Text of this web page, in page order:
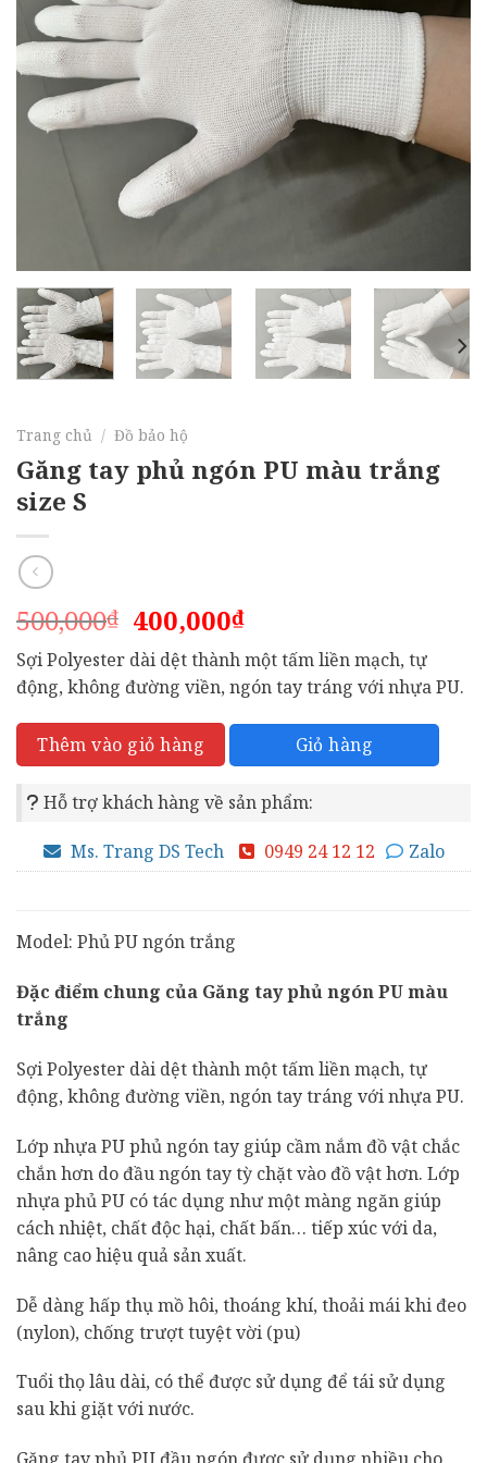
Trang chủ / Đồ bảo hộ
Găng tay phủ ngón PU màu trắng
size S
500,000₫ Giá
gốc
là:
500,000₫.
400,000₫Giá
hiện
tại
là:
400,000₫.
Sợi Polyester dài dệt thành một tấm liền mạch, tự
động, không đường viền, ngón tay tráng với nhựa PU.
Thêm vào giỏ hàng Giỏ hàng
Hỗ trợ khách hàng về sản phẩm:
Ms. Trang DS Tech 0949 24 12 12 Zalo
Model: Phủ PU ngón trắng
Đặc điểm chung của Găng tay phủ ngón PU màu
trắng
Sợi Polyester dài dệt thành một tấm liền mạch, tự
động, không đường viền, ngón tay tráng với nhựa PU.
Lớp nhựa PU phủ ngón tay giúp cầm nắm đồ vật chắc
chắn hơn do đầu ngón tay tỳ chặt vào đồ vật hơn. Lớp
nhựa phủ PU có tác dụng như một màng ngăn giúp
cách nhiệt, chất độc hại, chất bấn… tiếp xúc với da,
nâng cao hiệu quả sản xuất.
Dễ dàng hấp thụ mồ hôi, thoáng khí, thoải mái khi đeo
(nylon), chống trượt tuyệt vời (pu)
Tuổi thọ lâu dài, có thể được sử dụng để tái sử dụng
sau khi giặt với nước.